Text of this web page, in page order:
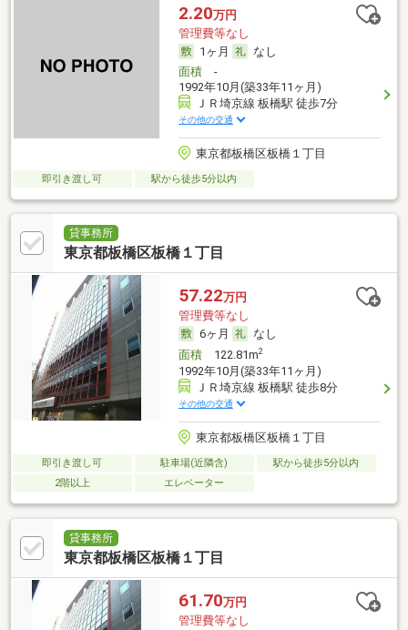
2.20万円
管理費等なし
1ヶ月
なし
面積-
1992年10月(築33年11ヶ月)
ＪＲ埼京線 板橋駅 徒歩7分
その他の交通
東京都板橋区板橋１丁目
即引き渡し可 駅から徒歩5分以内
貸事務所
東京都板橋区板橋１丁目
57.22万円
管理費等なし
6ヶ月
なし
面積122.81m2
1992年10月(築33年11ヶ月)
ＪＲ埼京線 板橋駅 徒歩8分
その他の交通
東京都板橋区板橋１丁目
即引き渡し可 駐車場(近隣含)
駅から徒歩5分以内
2階以上
エレベーター
貸事務所
東京都板橋区板橋１丁目
61.70万円
管理費等なし